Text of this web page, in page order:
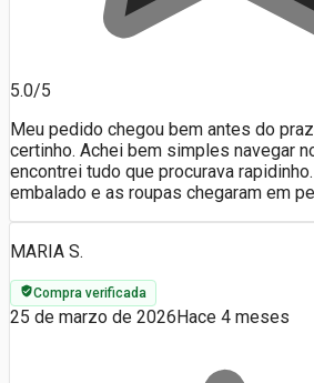
5.0/5
Meu pedido chegou bem antes do
certinho. Achei bem simples navegar
encontrei tudo que procurava
embalado e as roupas chegaram em
MARIA S.
Compra verificada
25 de marzo de 2026 Hace 4 meses